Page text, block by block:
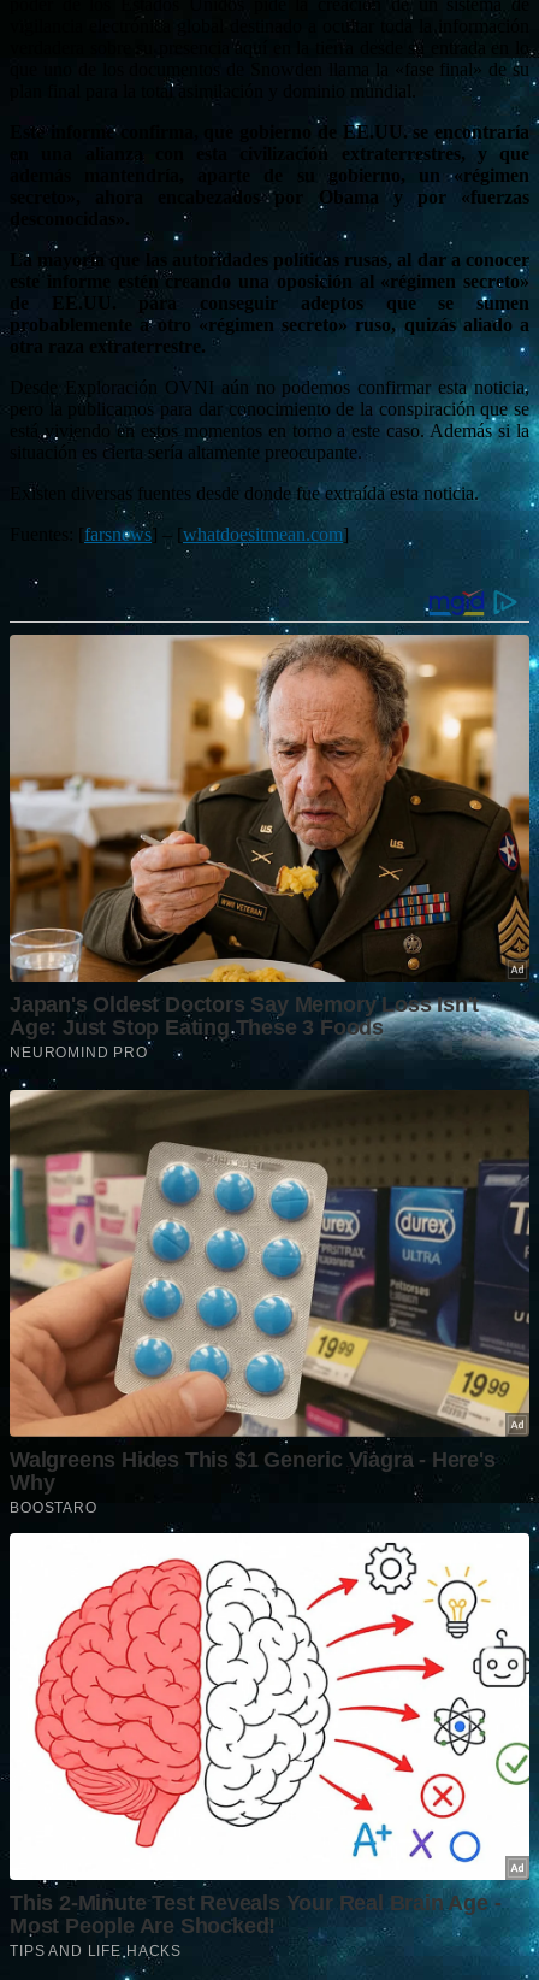
poder de los Estados Unidos pide la creación de un sistema de
vigilancia electrónica global destinado a ocultar toda la información
verdadera sobre su presencia aquí en la tierra desde su entrada en lo
que uno de los documentos de Snowden llama la «fase final» de su
plan final para la total asimilación y dominio mundial.
Este informe confirma, que gobierno de EE.UU. se encontraría
en una alianza con esta civilización extraterrestres, y que
además mantendría, aparte de su gobierno, un «régimen
secreto», ahora encabezados por Obama y por «fuerzas
La mayoría que las autoridades políticas rusas, al dar a conocer
este informe estén creando una oposición al «régimen secreto»
de EE.UU. para conseguir adeptos que se sumen
probablemente a otro «régimen secreto» ruso, quizás aliado a
otra raza extraterrestre.
Desde Exploración OVNI aún no podemos confirmar esta noticia,
pero la publicamos para dar conocimiento de la conspiración que se
está viviendo en estos momentos en torno a este caso. Además si la
situación es cierta sería altamente preocupante.
Existen diversas fuentes desde donde fue extraída esta noticia.
farsnews] – [whatdoesitmean.com]